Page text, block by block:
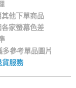
他下單商品
家螢幕色差
參考單品圖片
貨服務